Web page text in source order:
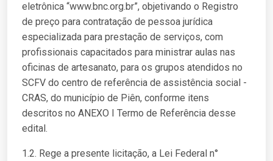
eletrônica “www.bnc.org.br”, objetivando o Registro
de preço para contratação de pessoa jurídica
especializada para prestação de serviços, com
profissionais capacitados para ministrar aulas nas
oficinas de artesanato, para os grupos atendidos no
SCFV do centro de referência de assistência social -
CRAS, do município de Piên, conforme itens
descritos no ANEXO I Termo de Referência desse
edital.
1.2. Rege a presente licitação, a Lei Federal n°